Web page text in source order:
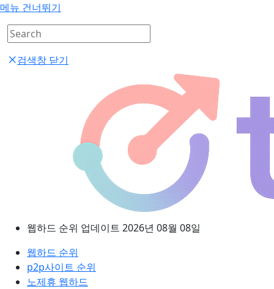
메뉴 건너뛰기
검색창 닫기
웹하드 순위 업데이트 2026년 08월 08일
웹하드 순위
p2p사이트 순위
노제휴 웹하드